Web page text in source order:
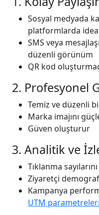
Sosyal medyada
platformlarda
SMS veya
düzenli görünüm
QR kod
2. Profesyonel
Temiz ve düzenli
Marka imajını
Güven oluşturur
3. Analitik ve
Tıklanma
Ziyaretçi
Kampanya
UTM